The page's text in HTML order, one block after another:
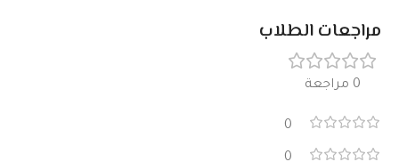
مراجعات الطلاب
0 مراجعة
0
0